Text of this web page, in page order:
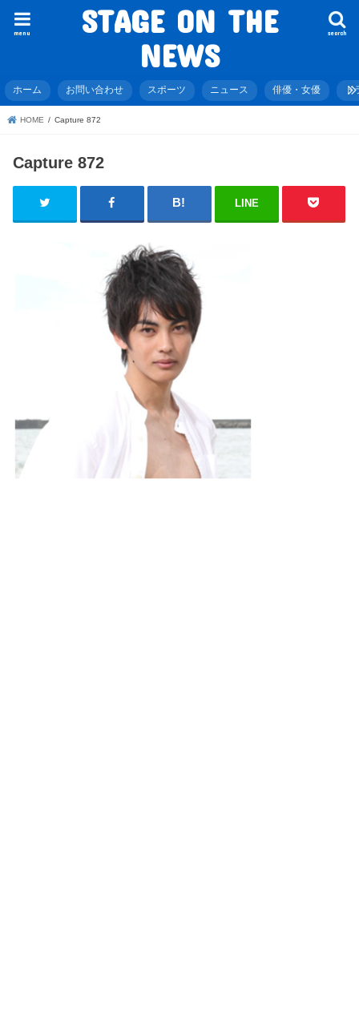
STAGE ON THE
NEWS
search
menu
ホーム お問い合わせ スポーツ ニュース 俳優・女優 ド
HOME Capture 872
Capture 872
LINE